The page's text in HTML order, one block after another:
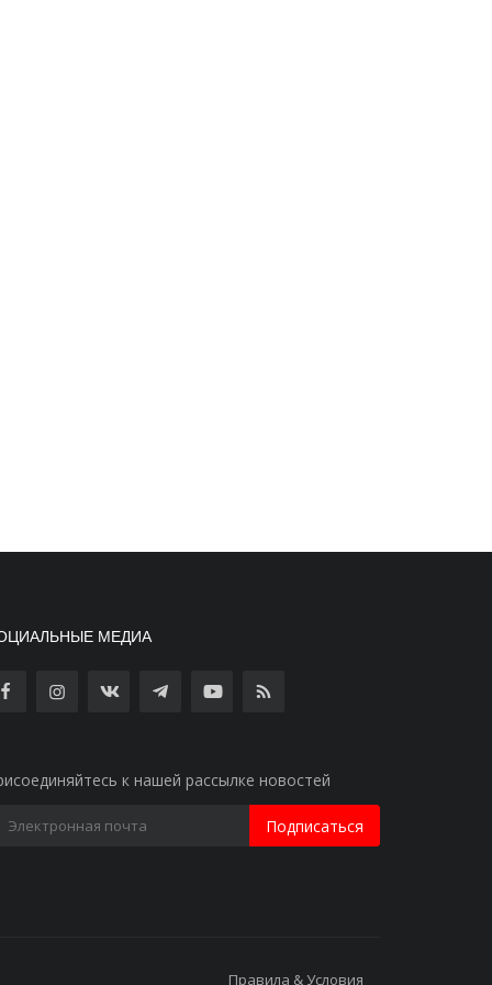
МЕДИА
к нашей рассылке новостей
Подписаться
Правила & Условия